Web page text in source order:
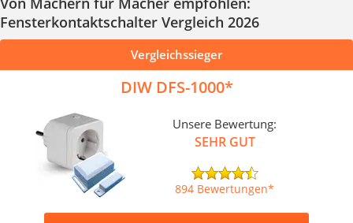
Fensterkontaktschalter Vergleich 2026
Vergleichssieger
DIW DFS-1000
Unsere Bewertung:
SEHR GUT
894 Bewertungen